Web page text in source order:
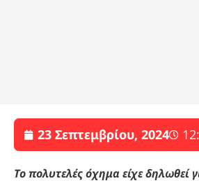
23 Σεπτεμβρίου, 2024
Το πολυτελές όχημα είχε δηλωθεί